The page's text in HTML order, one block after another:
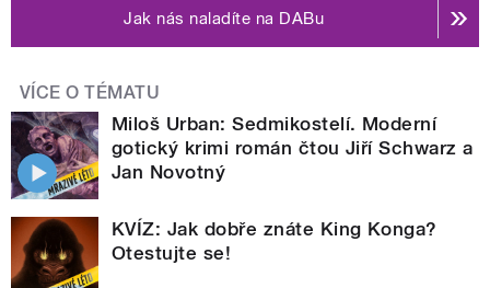
Jak nás naladíte na DABu
VÍCE O TÉMATU
Miloš Urban: Sedmikostelí. Moderní
gotický krimi román čtou Jiří Schwarz a
Jan Novotný
KVÍZ: Jak dobře znáte King Konga?
Otestujte se!